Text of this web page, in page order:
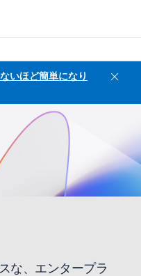
いほど簡単になり
な、エンタープラ